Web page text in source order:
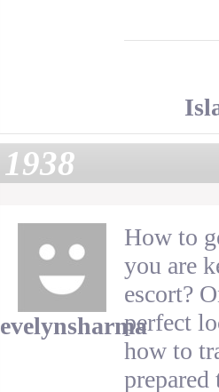
1938
evelynsharma
How to
you are
escort?
perfect
how to